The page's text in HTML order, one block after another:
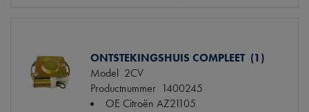
ONTSTEKINGSHUIS COMPLEET (1)
Model 2CV
Productnummer 1400245
OE Citroën AZ21105